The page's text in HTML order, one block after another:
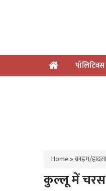
पॉलिटिक्स
Home»क्राइम/हादसा
कुल्लू में चरस